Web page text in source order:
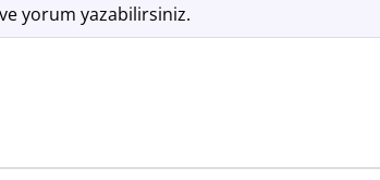
yorum yazabilirsiniz.